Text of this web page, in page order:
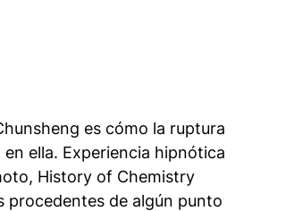
es cómo la ruptura
ella. Experiencia hipnótica
History of Chemistry
procedentes de algún punto